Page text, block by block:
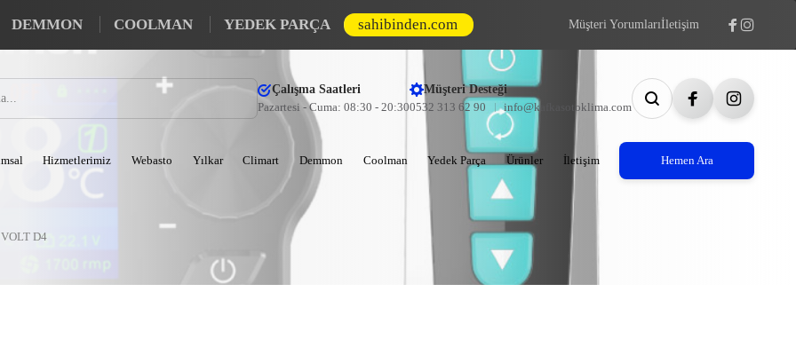
DEMMON COOLMAN YEDEK PARÇA sahibinden.com Müşteri Yorumlarıİletişim
Çalışma Saatleri
Pazartesi - Cuma: 08:30 - 20:30
Müşteri Desteği
0532 313 62 90
info@kafkasotoklima.com
Hizmetlerimiz Webasto Yılkar Climart Demmon Coolman Yedek Parça Ürünler İletişim Hemen Ara
D4